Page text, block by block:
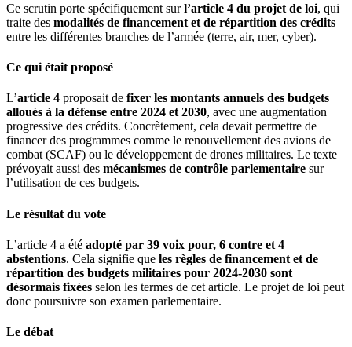
Ce scrutin porte spécifiquement surl’article 4 du projet de loi, qui
traite des modalités de financement et de répartition des crédits
entre les différentes branches de l’armée (terre, air, mer, cyber).
Ce qui était proposé
L’article 4 proposait de fixer les montants annuels des budgets
alloués à la défense entre 2024 et 2030, avec une augmentation
progressive des crédits. Concrètement, cela devait permettre de
financer des programmes comme le renouvellement des avions de
combat (SCAF) ou le développement de drones militaires. Le texte
prévoyait aussi des mécanismes de contrôle parlementaire sur
l’utilisation de ces budgets.
Le résultat du vote
L’article 4 a été adopté par 39 voix pour, 6 contre et 4
abstentions. Cela signifie que les règles de financement et de
répartition des budgets militaires pour 2024-2030 sont
désormais fixées selon les termes de cet article. Le projet de loi peut
donc poursuivre son examen parlementaire.
Le débat